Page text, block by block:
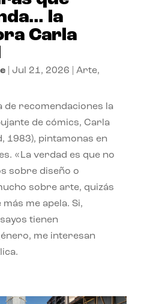
la
Carla
| Jul 21, 2026 Arte,
de recomendaciones la
de cómics, Carla
1983), pintamonas en
«La verdad es que no
sobre diseño o
sobre arte, quizás
me apela. Si,
tienen
me interesan